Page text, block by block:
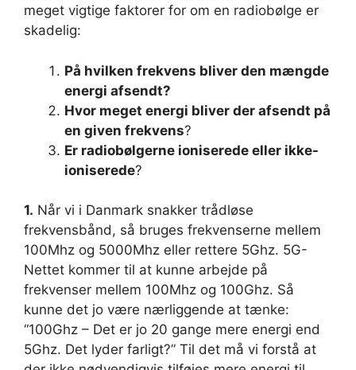
meget vigtige faktorer for om en radiobølge er
skadelig:
På hvilken frekvens bliver den mængde
energi afsendt?
Hvor meget energi bliver der afsendt på
en given frekvens?
Er radiobølgerne ioniserede eller ikke-
ioniserede?
1. Når vi i Danmark snakker trådløse
frekvensbånd, så bruges frekvenserne mellem
100Mhz og 5000Mhz eller rettere 5Ghz. 5G-
Nettet kommer til at kunne arbejde på
frekvenser mellem 100Mhz og 100Ghz. Så
kunne det jo være nærliggende at tænke:
“100Ghz – Det er jo 20 gange mere energi end
5Ghz. Det lyder farligt?” Til det må vi forstå at